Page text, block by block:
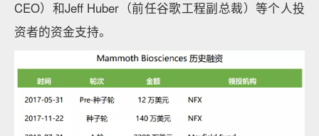
CEO）和Jeff Huber（前任谷歌工程副总裁）等个人投
资者的资金支持。